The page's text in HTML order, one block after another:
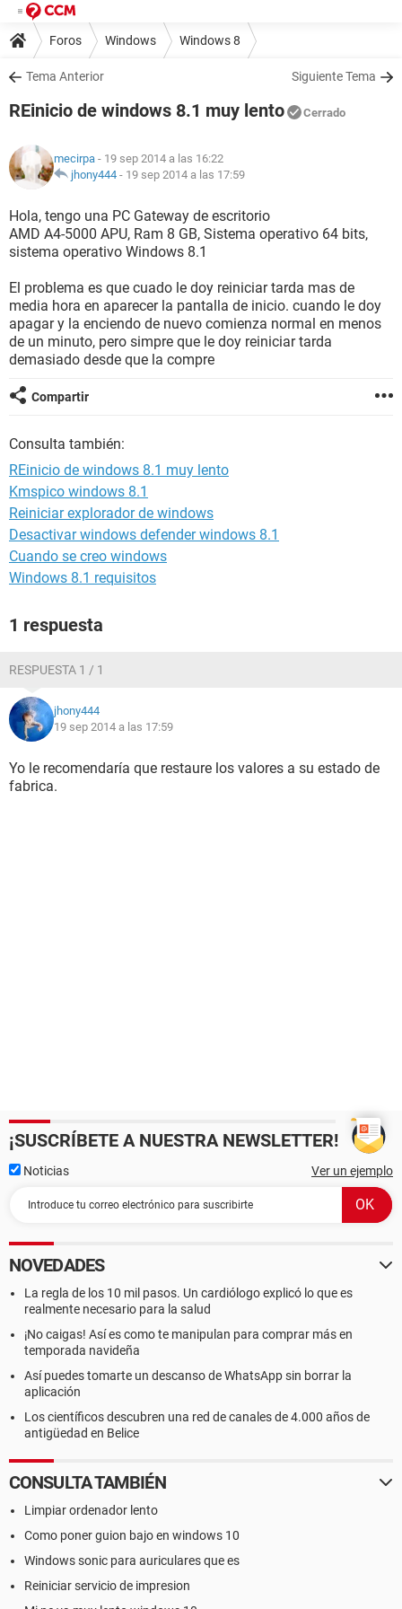
Foros Windows Windows 8
Tema Anterior Siguiente Tema
REinicio de windows 8.1 muy lento Cerrado
mecirpa - 19 sep 2014 a las 16:22
jhony444 - 19 sep 2014 a las 17:59
Hola, tengo una PC Gateway de escritorio
AMD A4-5000 APU, Ram 8 GB, Sistema operativo 64 bits,
sistema operativo Windows 8.1
El problema es que cuado le doy reiniciar tarda mas de
media hora en aparecer la pantalla de inicio. cuando le doy
apagar y la enciendo de nuevo comienza normal en menos
de un minuto, pero simpre que le doy reiniciar tarda
demasiado desde que la compre
Compartir
Consulta también:
REinicio de windows 8.1 muy lento
Kmspico windows 8.1
Reiniciar explorador de windows
Desactivar windows defender windows 8.1
Cuando se creo windows
Windows 8.1 requisitos
1 respuesta
RESPUESTA 1 / 1
jhony444
19 sep 2014 a las 17:59
Yo le recomendaría que restaure los valores a su estado de
fabrica.
¡SUSCRÍBETE A NUESTRA NEWSLETTER!
Noticias Ver un ejemplo
NOVEDADES
La regla de los 10 mil pasos. Un cardiólogo explicó lo que es
realmente necesario para la salud
¡No caigas! Así es como te manipulan para comprar más en
temporada navideña
Así puedes tomarte un descanso de WhatsApp sin borrar la
aplicación
Los científicos descubren una red de canales de 4.000 años de
antigüedad en Belice
CONSULTA TAMBIÉN
Limpiar ordenador lento
Como poner guion bajo en windows 10
Windows sonic para auriculares que es
Reiniciar servicio de impresion